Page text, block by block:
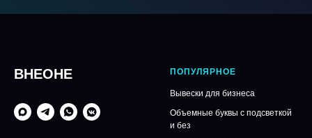
ВНЕОНЕ ПОПУЛЯРНОЕ
Вывески для бизнеса
Объемные буквы с подсветкой
и без